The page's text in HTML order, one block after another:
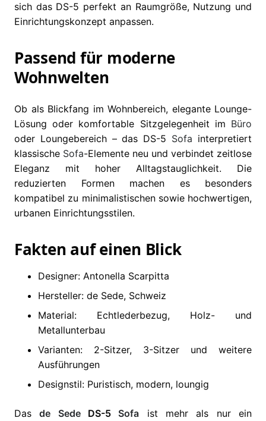
sich das DS-5 perfekt an Raumgröße, Nutzung und
Einrichtungskonzept anpassen.
Passend für moderne
Wohnwelten
Ob als Blickfang im Wohnbereich, elegante Lounge-
Lösung oder komfortable Sitzgelegenheit im Büro
oder Loungebereich – das DS-5 Sofa interpretiert
klassische Sofa-Elemente neu und verbindet zeitlose
Eleganz mit hoher Alltagstauglichkeit. Die
reduzierten Formen machen es besonders
kompatibel zu minimalistischen sowie hochwertigen,
urbanen Einrichtungsstilen.
Fakten auf einen Blick
Designer: Antonella Scarpitta
Hersteller: de Sede, Schweiz
Material: Echtlederbezug, Holz- und
Metallunterbau
Varianten: 2-Sitzer, 3-Sitzer und weitere
Ausführungen
Designstil: Puristisch, modern, loungig
Dasde SedeDS-5 Sofa ist mehr als nur ein